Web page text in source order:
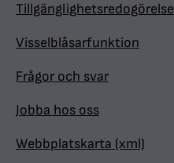
Tillgänglighetsredogörelse
Visselblåsarfunktion
Frågor och svar
Jobba hos oss
Webbplatskarta (xml)